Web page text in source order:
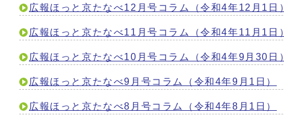
広報ほっと京たなべ12月号コラム（令和4年12月1日）
広報ほっと京たなべ11月号コラム（令和4年11月1日）
広報ほっと京たなべ10月号コラム（令和4年9月30日）
広報ほっと京たなべ9月号コラム（令和4年9月1日）
広報ほっと京たなべ8月号コラム（令和4年8月1日）